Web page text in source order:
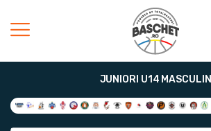
JUNIORI U14 MASCULIN